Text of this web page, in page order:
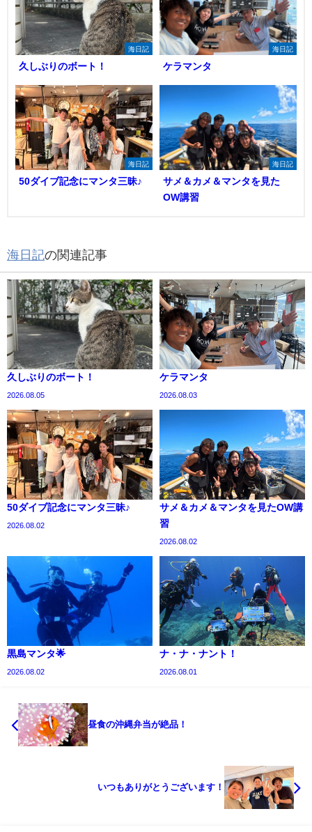
海日記
久しぶりのボート！
海日記
ケラマンタ
海日記
50ダイブ記念にマンタ三昧♪
海日記
サメ＆カメ＆マンタを見た
OW講習
海日記の関連記事
久しぶりのボート！
2026.08.05
ケラマンタ
2026.08.03
50ダイブ記念にマンタ三昧♪
2026.08.02
サメ＆カメ＆マンタを見たOW講
習
2026.08.02
黒島マンタ🌟
2026.08.02
ナ・ナ・ナント！
2026.08.01
昼食の沖縄弁当が絶品！
いつもありがとうございます！